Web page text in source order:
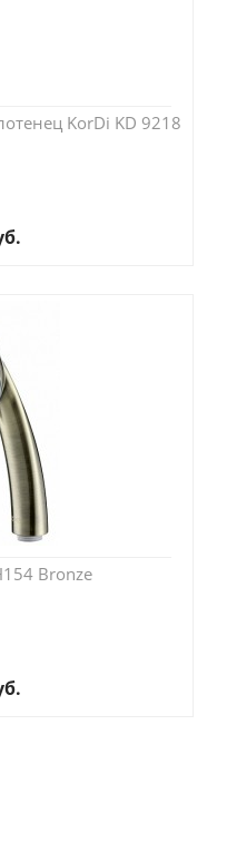
KorDi KD 9218
Bronze